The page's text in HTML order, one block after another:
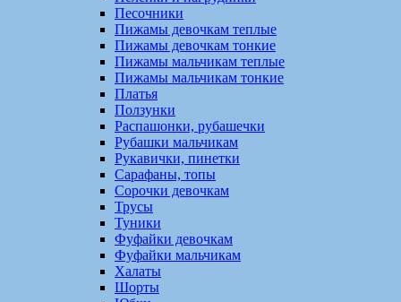
Песочники
Пижамы девочкам теплые
Пижамы девочкам тонкие
Пижамы мальчикам теплые
Пижамы мальчикам тонкие
Платья
Ползунки
Распашонки, рубашечки
Рубашки мальчикам
Рукавички, пинетки
Сарафаны, топы
Сорочки девочкам
Трусы
Туники
Фуфайки девочкам
Фуфайки мальчикам
Халаты
Шорты